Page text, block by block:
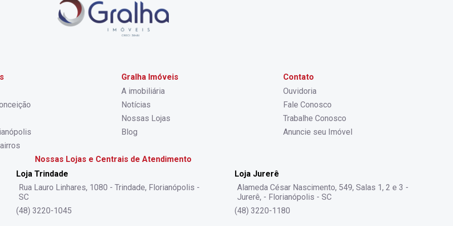
Gralha Imóveis
A imobiliária
Notícias
Nossas Lojas
Blog
Contato
Ouvidoria
Fale Conosco
Trabalhe Conosco
Anuncie seu Imóvel
Nossas Lojas e Centrais de Atendimento
Loja Trindade
Rua Lauro Linhares, 1080 - Trindade, Florianópolis -
SC
(48) 3220-1045
Loja Jurerê
Alameda César Nascimento, 549, Salas 1, 2 e 3 -
Jurerê, - Florianópolis - SC
(48) 3220-1180